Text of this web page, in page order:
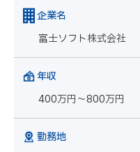
企業名
富士ソフト株式会社
年収
400万円～800万円
勤務地